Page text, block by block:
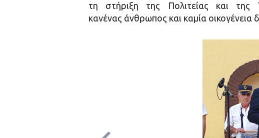
τη στήριξη της Πολιτείας και της
κανένας άνθρωπος και καμία οικογένεια